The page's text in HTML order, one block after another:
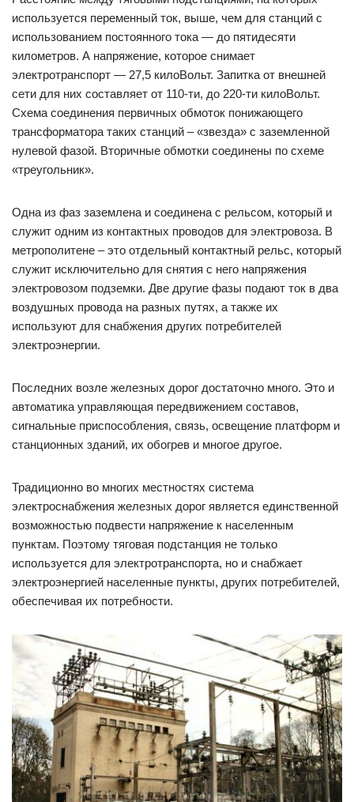
используется переменный ток, выше, чем для станций с
использованием постоянного тока — до пятидесяти
километров. А напряжение, которое снимает
электротранспорт — 27,5 килоВольт. Запитка от внешней
сети для них составляет от 110-ти, до 220-ти килоВольт.
Схема соединения первичных обмоток понижающего
трансформатора таких станций – «звезда» с заземленной
нулевой фазой. Вторичные обмотки соединены по схеме
«треугольник».
Одна из фаз заземлена и соединена с рельсом, который и
служит одним из контактных проводов для электровоза. В
метрополитене – это отдельный контактный рельс, который
служит исключительно для снятия с него напряжения
электровозом подземки. Две другие фазы подают ток в два
воздушных провода на разных путях, а также их
используют для снабжения других потребителей
электроэнергии.
Последних возле железных дорог достаточно много. Это и
автоматика управляющая передвижением составов,
сигнальные приспособления, связь, освещение платформ и
станционных зданий, их обогрев и многое другое.
Традиционно во многих местностях система
электроснабжения железных дорог является единственной
возможностью подвести напряжение к населенным
пунктам. Поэтому тяговая подстанция не только
используется для электротранспорта, но и снабжает
электроэнергией населенные пункты, других потребителей,
обеспечивая их потребности.